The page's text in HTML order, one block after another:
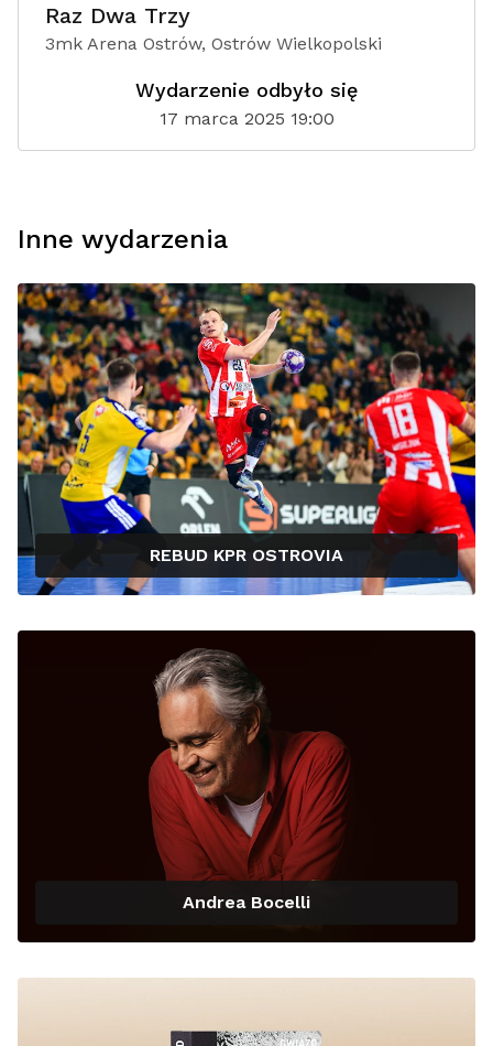
Raz Dwa Trzy
3mk Arena Ostrów, Ostrów Wielkopolski
Wydarzenie odbyło się
17 marca 2025 19:00
Inne wydarzenia
REBUD KPR OSTROVIA
Andrea Bocelli